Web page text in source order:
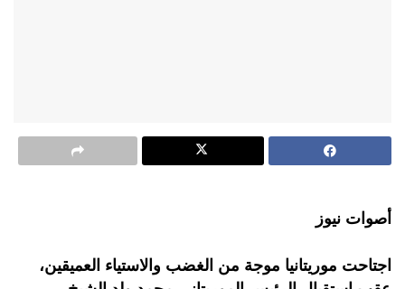
أصوات نيوز
اجتاحت موريتانيا موجة من الغضب والاستياء العميقين،